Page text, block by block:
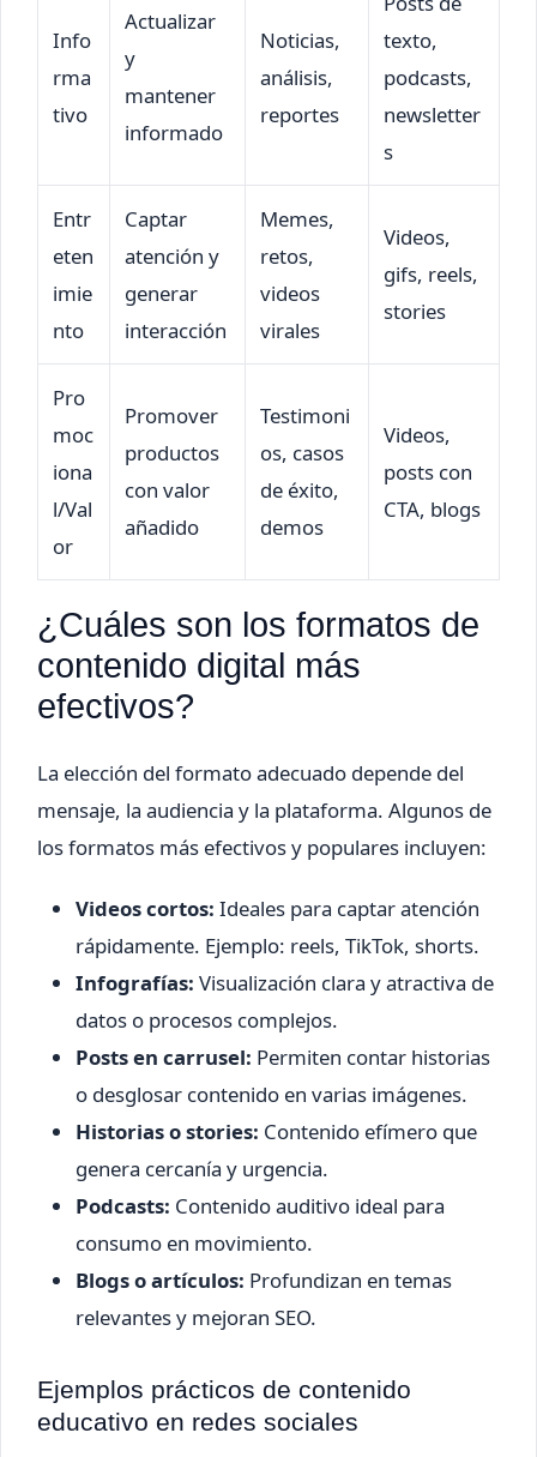
Info
rma
tivo
Actualizar
y
mantener
informado
Noticias,
análisis,
reportes
texto,
podcasts,
newsletter
s
Entr
eten
imie
nto
Captar
atención y
generar
interacción
Memes,
retos,
videos
virales
Videos,
gifs, reels,
stories
Pro
moc
iona
l/Val
or
Promover
productos
con valor
añadido
Testimoni
os, casos
de éxito,
demos
Videos,
posts con
CTA, blogs
¿Cuáles son los formatos de
contenido digital más
efectivos?
La elección del formato adecuado depende del
mensaje, la audiencia y la plataforma. Algunos de
los formatos más efectivos y populares incluyen:
Videos cortos: Ideales para captar atención
rápidamente. Ejemplo: reels, TikTok, shorts.
Infografías: Visualización clara y atractiva de
datos o procesos complejos.
Posts en carrusel: Permiten contar historias
o desglosar contenido en varias imágenes.
Historias o stories: Contenido efímero que
genera cercanía y urgencia.
Podcasts: Contenido auditivo ideal para
consumo en movimiento.
Blogs o artículos: Profundizan en temas
relevantes y mejoran SEO.
Ejemplos prácticos de contenido
educativo en redes sociales